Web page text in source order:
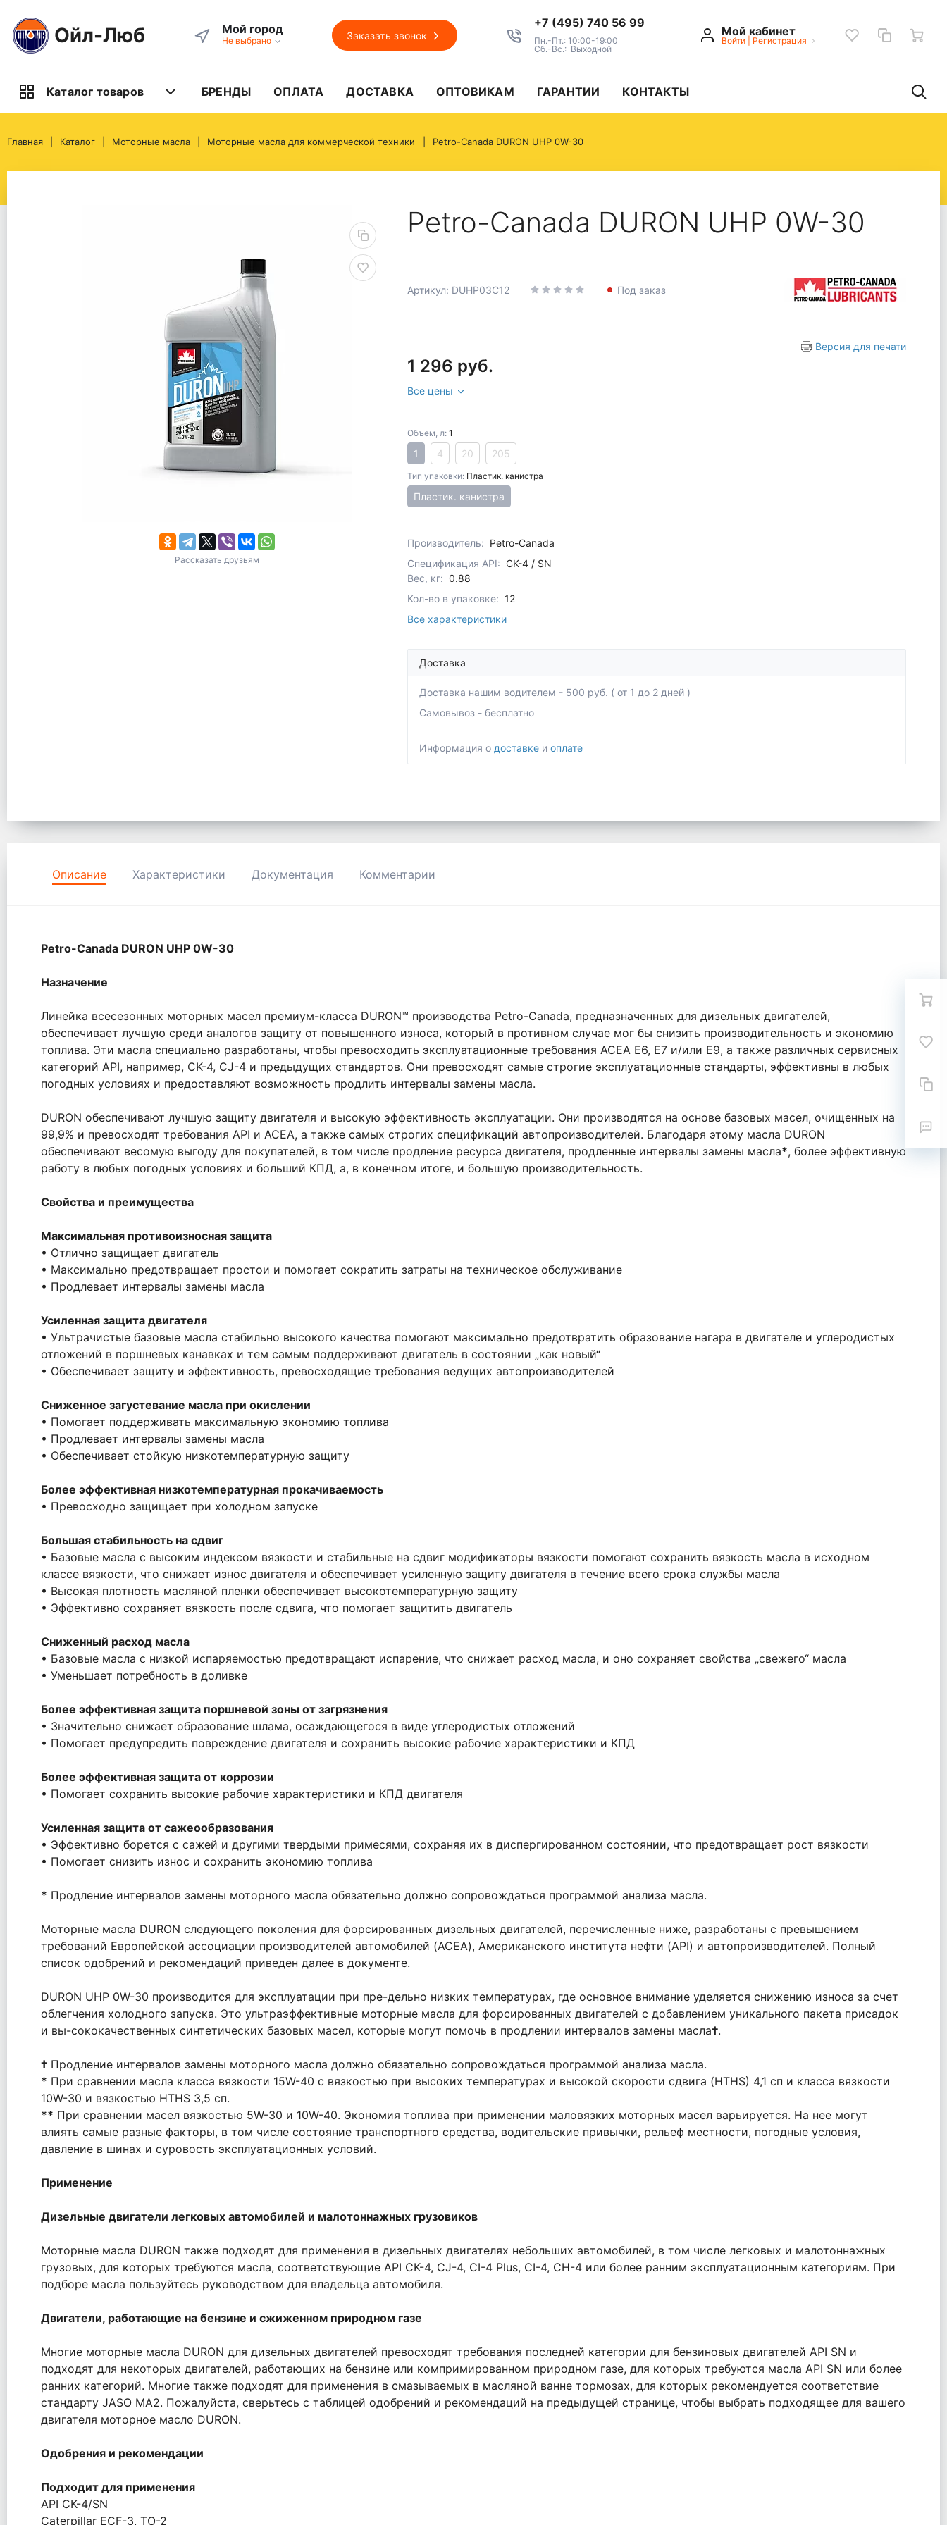
Ойл-Люб Мой город
Не выбрано Заказать звонок
+7 (495) 740 56 99
Пн.-Пт.: 10:00-19:00
Сб.-Вс.: Выходной
Мой кабинет
Войти| Регистрация
Каталог товаров БРЕНДЫ ОПЛАТА ДОСТАВКА ОПТОВИКАМ ГАРАНТИИ КОНТАКТЫ
Главная Каталог Моторные масла Моторные масла для коммерческой техники Petro-Canada DURON UHP 0W-30
Рассказать друзьям
Petro-Canada DURON UHP 0W-30
Артикул: DUHP03C12 Под заказ
Версия для печати
1 296 руб.
Все цены
Объем, л: 1
1 4 20 205
Тип упаковки: Пластик. канистра
Пластик. канистра
Производитель: Petro-Canada
Спецификация API: CK-4 / SN
Вес, кг: 0.88
Кол-во в упаковке: 12
Все характеристики
Доставка
Доставка нашим водителем - 500 руб. ( от 1 до 2 дней )
Самовывоз - бесплатно
Информация о доставке и оплате
Описание Характеристики Документация Комментарии
Petro-Canada DURON UHP 0W-30
Назначение
Линейка всесезонных моторных масел премиум-класса DURON™ производства Petro-Canada, предназначенных для дизельных двигателей,
обеспечивает лучшую среди аналогов защиту от повышенного износа, который в противном случае мог бы снизить производительность и экономию
топлива. Эти масла специально разработаны, чтобы превосходить эксплуатационные требования ACEA E6, E7 и/или E9, а также различных сервисных
категорий API, например, CK-4, CJ-4 и предыдущих стандартов. Они превосходят самые строгие эксплуатационные стандарты, эффективны в любых
погодных условиях и предоставляют возможность продлить интервалы замены масла.
DURON обеспечивают лучшую защиту двигателя и высокую эффективность эксплуатации. Они производятся на основе базовых масел, очищенных на
99,9% и превосходят требования API и ACEA, а также самых строгих спецификаций автопроизводителей. Благодаря этому масла DURON
обеспечивают весомую выгоду для покупателей, в том числе продление ресурса двигателя, продленные интервалы замены масла*, более эффективную
работу в любых погодных условиях и больший КПД, а, в конечном итоге, и большую производительность.
Свойства и преимущества
Максимальная противоизносная защита
• Отлично защищает двигатель
• Максимально предотвращает простои и помогает сократить затраты на техническое обслуживание
• Продлевает интервалы замены масла
Усиленная защита двигателя
• Ультрачистые базовые масла стабильно высокого качества помогают максимально предотвратить образование нагара в двигателе и углеродистых
отложений в поршневых канавках и тем самым поддерживают двигатель в состоянии „как новый“
• Обеспечивает защиту и эффективность, превосходящие требования ведущих автопроизводителей
Сниженное загустевание масла при окислении
• Помогает поддерживать максимальную экономию топлива
• Продлевает интервалы замены масла
• Обеспечивает стойкую низкотемпературную защиту
Более эффективная низкотемпературная прокачиваемость
• Превосходно защищает при холодном запуске
Большая стабильность на сдвиг
• Базовые масла с высоким индексом вязкости и стабильные на сдвиг модификаторы вязкости помогают сохранить вязкость масла в исходном
классе вязкости, что снижает износ двигателя и обеспечивает усиленную защиту двигателя в течение всего срока службы масла
• Высокая плотность масляной пленки обеспечивает высокотемпературную защиту
• Эффективно сохраняет вязкость после сдвига, что помогает защитить двигатель
Сниженный расход масла
• Базовые масла с низкой испаряемостью предотвращают испарение, что снижает расход масла, и оно сохраняет свойства „свежего“ масла
• Уменьшает потребность в доливке
Более эффективная защита поршневой зоны от загрязнения
• Значительно снижает образование шлама, осаждающегося в виде углеродистых отложений
• Помогает предупредить повреждение двигателя и сохранить высокие рабочие характеристики и КПД
Более эффективная защита от коррозии
• Помогает сохранить высокие рабочие характеристики и КПД двигателя
Усиленная защита от сажеообразования
• Эффективно борется с сажей и другими твердыми примесями, сохраняя их в диспергированном состоянии, что предотвращает рост вязкости
• Помогает снизить износ и сохранить экономию топлива
* Продление интервалов замены моторного масла обязательно должно сопровождаться программой анализа масла.
Моторные масла DURON следующего поколения для форсированных дизельных двигателей, перечисленные ниже, разработаны с превышением
требований Европейской ассоциации производителей автомобилей (ACEA), Американского института нефти (API) и автопроизводителей. Полный
список одобрений и рекомендаций приведен далее в документе.
DURON UHP 0W-30 производится для эксплуатации при пре-дельно низких температурах, где основное внимание уделяется снижению износа за счет
облегчения холодного запуска. Это ультраэффективные моторные масла для форсированных двигателей с добавлением уникального пакета присадок
и вы-сококачественных синтетических базовых масел, которые могут помочь в продлении интервалов замены масла†.
† Продление интервалов замены моторного масла должно обязательно сопровождаться программой анализа масла.
* При сравнении масла класса вязкости 15W-40 с вязкостью при высоких температурах и высокой скорости сдвига (HTHS) 4,1 сп и класса вязкости
10W-30 и вязкостью HTHS 3,5 сп.
** При сравнении масел вязкостью 5W-30 и 10W-40. Экономия топлива при применении маловязких моторных масел варьируется. На нее могут
влиять самые разные факторы, в том числе состояние транспортного средства, водительские привычки, рельеф местности, погодные условия,
давление в шинах и суровость эксплуатационных условий.
Применение
Дизельные двигатели легковых автомобилей и малотоннажных грузовиков
Моторные масла DURON также подходят для применения в дизельных двигателях небольших автомобилей, в том числе легковых и малотоннажных
грузовых, для которых требуются масла, соответствующие API CK-4, CJ-4, CI-4 Plus, CI-4, CH-4 или более ранним эксплуатационным категориям. При
подборе масла пользуйтесь руководством для владельца автомобиля.
Двигатели, работающие на бензине и сжиженном природном газе
Многие моторные масла DURON для дизельных двигателей превосходят требования последней категории для бензиновых двигателей API SN и
подходят для некоторых двигателей, работающих на бензине или компримированном природном газе, для которых требуются масла API SN или более
ранних категорий. Многие также подходят для применения в смазываемых в масляной ванне тормозах, для которых рекомендуется соответствие
стандарту JASO MA2. Пожалуйста, сверьтесь с таблицей одобрений и рекомендаций на предыдущей странице, чтобы выбрать подходящее для вашего
двигателя моторное масло DURON.
Одобрения и рекомендации
Подходит для применения
API CK-4/SN
Caterpillar ECF-3, TO-2